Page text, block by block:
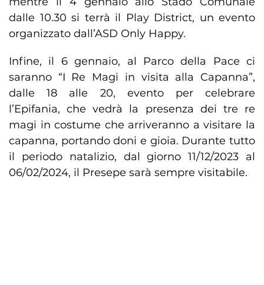
dalle 10.30 si terrà il Play District, un evento
organizzato dall’ASD Only Happy.
Infine, il 6 gennaio, al Parco della Pace ci
saranno “I Re Magi in visita alla Capanna”,
dalle 18 alle 20, evento per celebrare
l’Epifania, che vedrà la presenza dei tre re
magi in costume che arriveranno a visitare la
capanna, portando doni e gioia. Durante tutto
il periodo natalizio, dal giorno 11/12/2023 al
06/02/2024, il Presepe sarà sempre visitabile.